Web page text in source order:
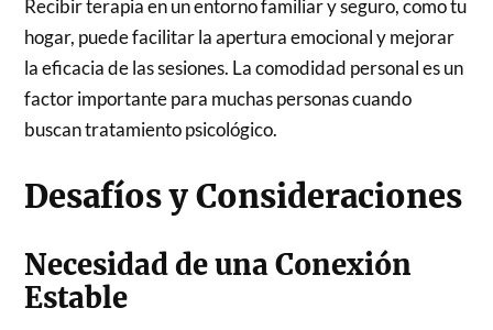
Recibir terapia en un entorno familiar y seguro, como tu
hogar, puede facilitar la apertura emocional y mejorar
la eficacia de las sesiones. La comodidad personal es un
factor importante para muchas personas cuando
buscan tratamiento psicológico.
Desafíos y Consideraciones
Necesidad de una Conexión
Estable